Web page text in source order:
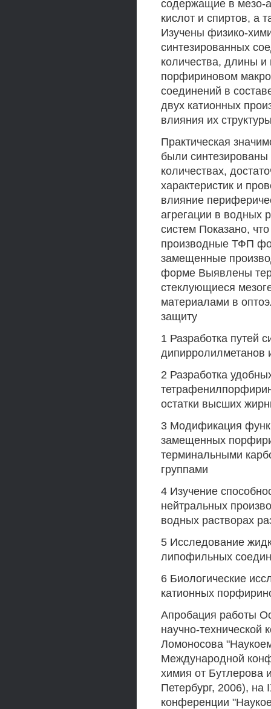
содержащие в мезо-
кислот и спиртов, а
Изучены физико-
синтезированных
количества, длины
порфириновом
соединений в
двух катионных
влияния их
Практическая
были
количествах,
характеристик и
влияние
агрегации в водных
систем Показано,
производные ТФП
замещенные
форме Выявлены
стеклующиеся
материалами в
защиту
1 Разработка путей
дипирролилметанов
2 Разработка
остатки высших
3 Модификация
замещенных
терминальными
группами
4 Изучение
нейтральных
водных растворах
5 Исследование
липофильных
6 Биологические
катионных
Апробация работы
научно-
Ломоносова
Международной
химия от Бутлерова
Петербург, 2006), на
конференции